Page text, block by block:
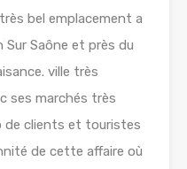
bel emplacement a
Saône et près du
ville très
ses marchés très
de clients et touristes
de cette affaire où